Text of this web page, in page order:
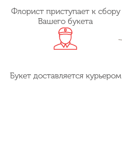
Флорист приступает к сбору
Вашего букета
Букет доставляется курьером